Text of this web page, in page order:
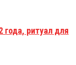
года, ритуал для